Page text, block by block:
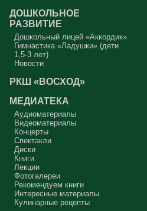
ДОШКОЛЬНОЕ
РАЗВИТИЕ
Дошкольный лицей «Аккордик»
Гимнастика «Ладушки» (дети
1,5-3 лет)
Новости
РКШ «ВОСХОД»
МЕДИАТЕКА
Аудиоматериалы
Видеоматериалы
Концерты
Спектакли
Диски
Книги
Лекции
Фотогалереи
Рекомендуем книги
Интересные материалы
Кулинарные рецепты